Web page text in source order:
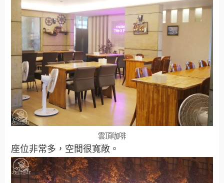
雲頂咖啡
座位非常多，空間很寬敞。